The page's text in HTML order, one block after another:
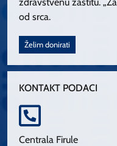
od srca.
Želim donirati
KONTAKT PODACI
Centrala Firule